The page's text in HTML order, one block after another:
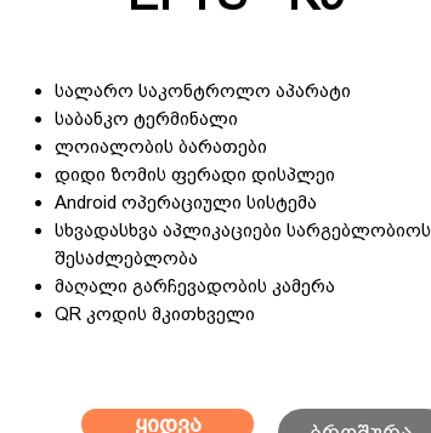
სალარო საკონტროლო აპარატი
საბანკო ტერმინალი
ლოიალობის ბარათები
დიდი ზომის ფერადი დისპლეი
Android ოპერაციული სისტემა
სხვადასხვა აპლიკაციები სარგებლობიოს
შესაძლებლობა
მაღალი გარჩევადობის კამერა
QR კოდის მკითხველი
ყიდვა